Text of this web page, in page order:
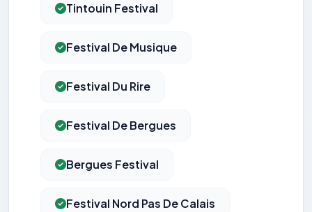
Tintouin Festival
Festival De Musique
Festival Du Rire
Festival De Bergues
Bergues Festival
Festival Nord Pas De Calais